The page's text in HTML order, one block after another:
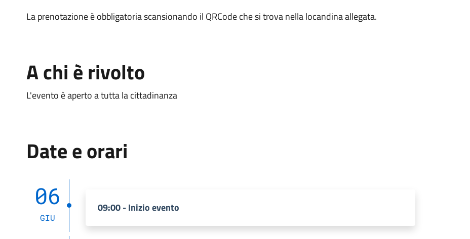
La prenotazione è obbligatoria scansionando il QRCode che si trova nella locandina allegata.
A chi è rivolto
L'evento è aperto a tutta la cittadinanza
Date e orari
06
GIU
09:00 - Inizio evento